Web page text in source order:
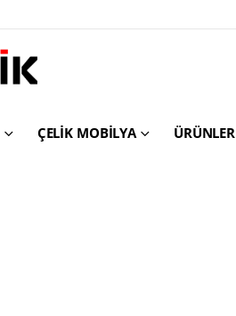
ÇELIK MOBILYA ÜRÜNLER